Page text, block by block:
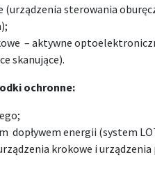
sterowania
– aktywne
skanujące).
ochronne:
dopływem energii (system
krokowe i